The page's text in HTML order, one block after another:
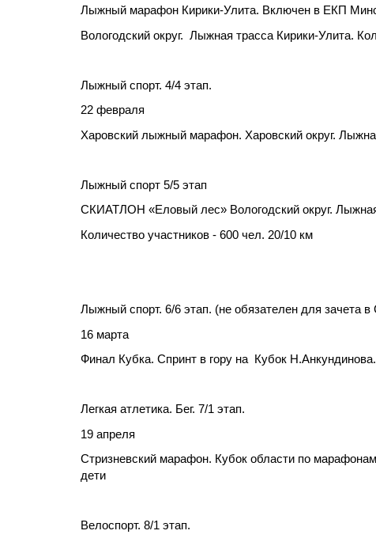
Лыжный марафон Кирики-Улита. Включен в ЕКП
Вологодский округ. Лыжная трасса Кирики-Улита.
Лыжный спорт. 4/4 этап.
22 февраля
Харовский лыжный марафон. Харовский округ.
Лыжный спорт 5/5 этап
СКИАТЛОН «Еловый лес» Вологодский округ.
Количество участников - 600 чел. 20/10 км
Лыжный спорт. 6/6 этап. (не обязателен для зачета
16 марта
Финал Кубка. Спринт в гору на Кубок
Легкая атлетика. Бег. 7/1 этап.
19 апреля
Стризневский марафон. Кубок области по
дети
Велоспорт. 8/1 этап.